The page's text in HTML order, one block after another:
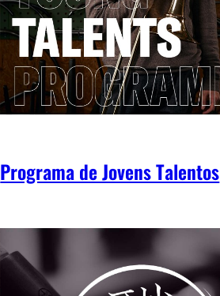
Programa de Jovens Talentos